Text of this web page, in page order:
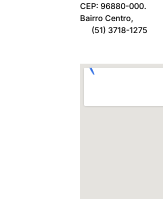
CEP: 96880-000.
Bairro Centro,
(51) 3718-1275